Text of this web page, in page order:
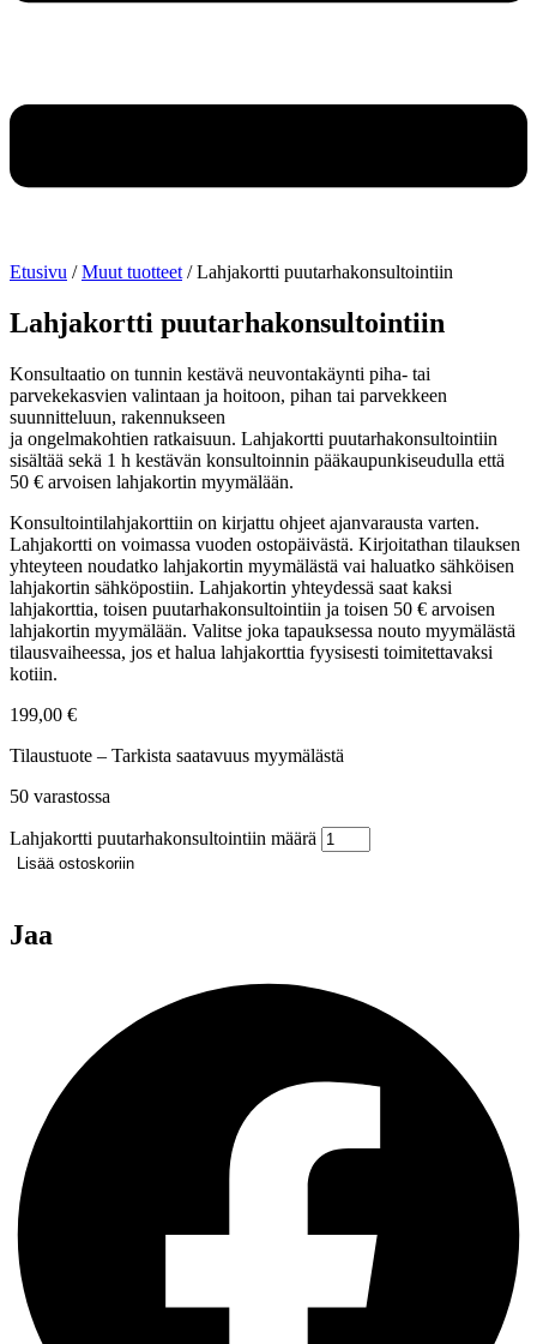
Etusivu /Muut tuotteet / Lahjakortti puutarhakonsultointiin
Lahjakortti puutarhakonsultointiin
Konsultaatio on tunnin kestävä neuvontakäynti piha- tai
parvekekasvien valintaan ja hoitoon, pihan tai parvekkeen
suunnitteluun, rakennukseen
ja ongelmakohtien ratkaisuun. Lahjakortti puutarhakonsultointiin
sisältää sekä 1 h kestävän konsultoinnin pääkaupunkiseudulla että
50 € arvoisen lahjakortin myymälään.
Konsultointilahjakorttiin on kirjattu ohjeet ajanvarausta varten.
Lahjakortti on voimassa vuoden ostopäivästä. Kirjoitathan tilauksen
yhteyteen noudatko lahjakortin myymälästä vai haluatko sähköisen
lahjakortin sähköpostiin. Lahjakortin yhteydessä saat kaksi
lahjakorttia, toisen puutarhakonsultointiin ja toisen 50 € arvoisen
lahjakortin myymälään. Valitse joka tapauksessa nouto myymälästä
tilausvaiheessa, jos et halua lahjakorttia fyysisesti toimitettavaksi
kotiin.
199,00 €
Tilaustuote – Tarkista saatavuus myymälästä
50 varastossa
Lahjakortti puutarhakonsultointiin määrä
Lisää ostoskoriin
Jaa